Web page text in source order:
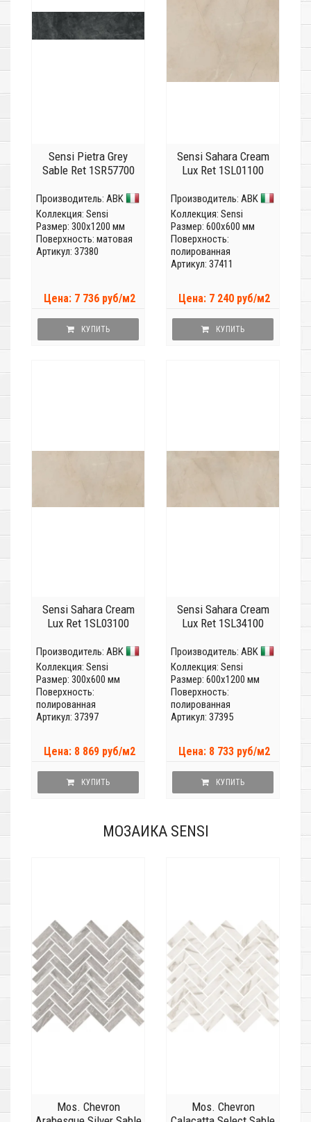
Sensi Pietra Grey
Sable Ret 1SR57700
Производитель: ABK
Коллекция: Sensi
Размер: 300x1200 мм
Поверхность: матовая
Артикул: 37380
Цена: 7 736 руб/м2
КУПИТЬ
Sensi Sahara Cream
Lux Ret 1SL01100
Производитель: ABK
Коллекция: Sensi
Размер: 600x600 мм
Поверхность:
полированная
Артикул: 37411
Цена: 7 240 руб/м2
КУПИТЬ
Sensi Sahara Cream
Lux Ret 1SL03100
Производитель: ABK
Коллекция: Sensi
Размер: 300x600 мм
Поверхность:
полированная
Артикул: 37397
Цена: 8 869 руб/м2
КУПИТЬ
Sensi Sahara Cream
Lux Ret 1SL34100
Производитель: ABK
Коллекция: Sensi
Размер: 600x1200 мм
Поверхность:
полированная
Артикул: 37395
Цена: 8 733 руб/м2
КУПИТЬ
МОЗАИКА SENSI
Mos. Chevron
Mos. Chevron